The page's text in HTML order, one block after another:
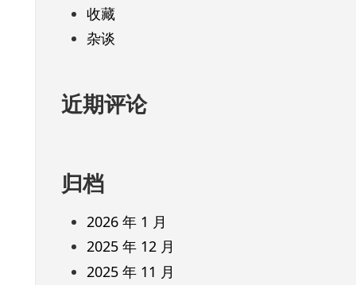
收藏
杂谈
近期评论
归档
2026 年 1 月
2025 年 12 月
2025 年 11 月